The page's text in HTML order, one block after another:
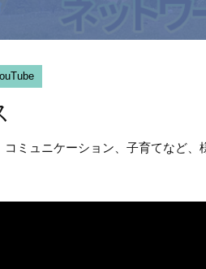
ミュニケーション、子育てなど、